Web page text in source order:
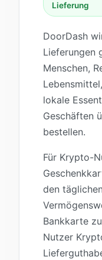
Lieferung
DoorDash
Lieferungen
Menschen,
lokale
Geschäften
bestellen.
Für Krypto-
den
Bankkarte
Nutzer